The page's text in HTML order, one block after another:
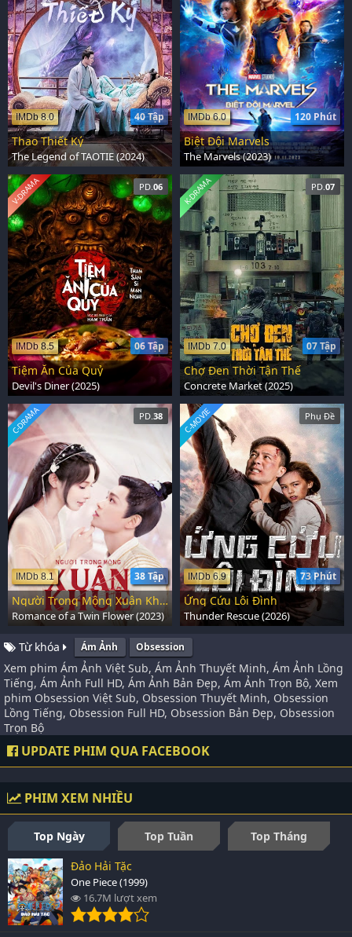
40 Tập
IMDb 8.0
Thao Thiết Ký
The Legend of TAOTIE (2024)
120 Phút
IMDb 6.0
Biệt Đội Marvels
The Marvels (2023)
PD.06
06 Tập
IMDb 8.5
V-DRAMA
Tiệm Ăn Của Quỷ
Devil's Diner (2025)
PD.07
07 Tập
IMDb 7.0
K-DRAMA
Chợ Đen Thời Tận Thế
Concrete Market (2025)
PD.38
38 Tập
IMDb 8.1
C-DRAMA
Người Trong Mộng Xuân Khuê
Romance of a Twin Flower (2023)
Phụ Đề
73 Phút
IMDb 6.9
C-MOVIE
Ứng Cứu Lôi Đình
Thunder Rescue (2026)
Từ khóa Ám Ảnh Obsession
Xem phim Ám Ảnh Việt Sub, Ám Ảnh Thuyết Minh, Ám Ảnh Lồng
Tiếng, Ám Ảnh Full HD, Ám Ảnh Bản Đẹp, Ám Ảnh Trọn Bộ, Xem
phim Obsession Việt Sub, Obsession Thuyết Minh, Obsession
Lồng Tiếng, Obsession Full HD, Obsession Bản Đẹp, Obsession
Trọn Bộ
UPDATE PHIM QUA FACEBOOK
PHIM XEM NHIỀU
Top Ngày Top Tuần
Top Tháng
Đảo Hải Tặc
One Piece (1999)
16.7M lượt xem